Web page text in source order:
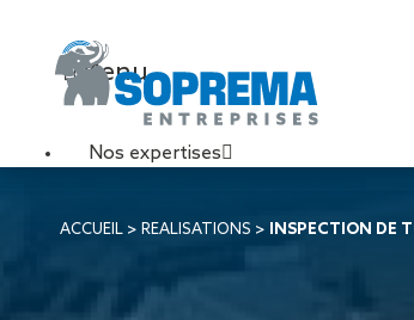
Menu
Nos expertises
Travaux de
ACCUEIL > REALISATIONS > INSPECTION DE